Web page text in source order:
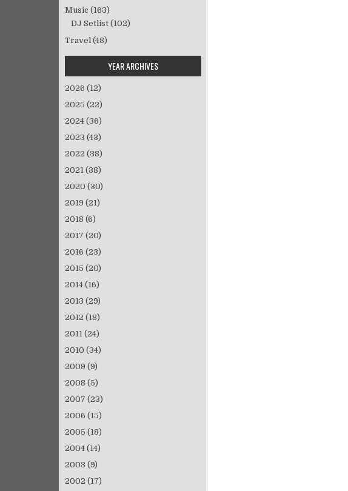
Music (163)
DJ Setlist (102)
Travel (48)
YEAR ARCHIVES
2026 (12)
2025 (22)
2024 (36)
2023 (43)
2022 (38)
2021 (38)
2020 (30)
2019 (21)
2018 (6)
2017 (20)
2016 (23)
2015 (20)
2014 (16)
2013 (29)
2012 (18)
2011 (24)
2010 (34)
2009 (9)
2008 (5)
2007 (23)
2006 (15)
2005 (18)
2004 (14)
2003 (9)
2002 (17)